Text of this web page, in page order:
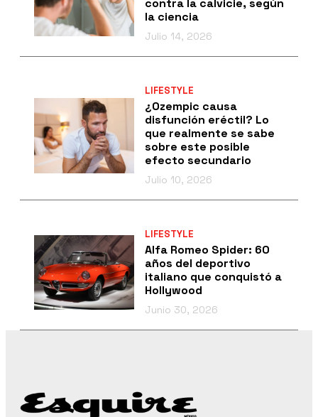
contra la calvicie, según
la ciencia
Julio 14, 2026
LIFESTYLE
¿Ozempic causa
disfunción eréctil? Lo
que realmente se sabe
sobre este posible
efecto secundario
Julio 10, 2026
LIFESTYLE
Alfa Romeo Spider: 60
años del deportivo
italiano que conquistó a
Hollywood
Junio 30, 2026